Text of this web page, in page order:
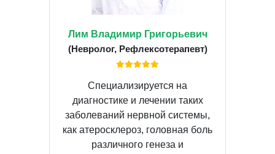
Лим Владимир Григорьевич
(Невролог, Рефлексотерапевт)
Специализируется на
диагностике и лечении таких
заболеваний нервной системы,
как атеросклероз, головная боль
различного генеза и